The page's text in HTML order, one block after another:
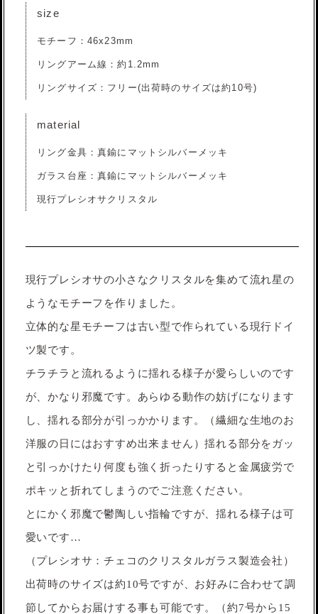
size
モチーフ：46x23mm
リングアーム線：約1.2mm
リングサイズ：フリー(出荷時のサイズは約10号)
material
リング金具：真鍮にマットシルバーメッキ
ガラス台座：真鍮にマットシルバーメッキ
現行プレシオサクリスタル
現行プレシオサの小さなクリスタルを集めて流れ星の
ようなモチーフを作りました。
立体的な星モチーフは古い型で作られている現行ドイ
ツ製です。
チラチラと流れるように揺れる様子が愛らしいのです
が、かなり邪魔です。あらゆる動作の妨げになります
し、揺れる部分が引っかかります。（繊細な生地のお
洋服の日にはおすすめ出来ません）揺れる部分をガッ
と引っかけたり何度も強く折ったりすると金属疲労で
ポキッと折れてしまうのでご注意ください。
とにかく邪魔で鬱陶しい指輪ですが、揺れる様子は可
愛いです…
（プレシオサ：チェコのクリスタルガラス製造会社）
出荷時のサイズは約10号ですが、お好みに合わせて調
節してからお届けする事も可能です。（約7号から15